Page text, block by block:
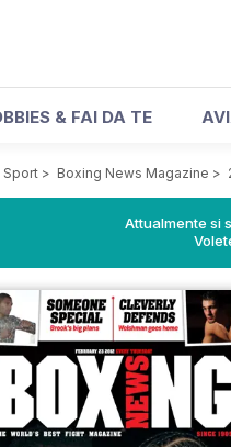
& FAI DA TE
Sport > Boxing News Magazine >
Attualmente si